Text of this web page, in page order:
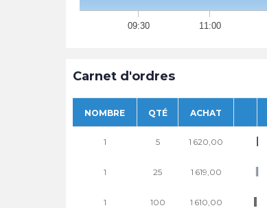
09:30 11:00
Carnet d'ordres
NOMBRE QTÉ ACHAT
1 5 1 620,00
1 25 1 619,00
1 100 1 610,00